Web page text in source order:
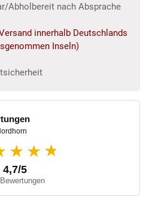
Abholbereit nach Absprache
innerhalb Deutschlands
Inseln)
★
4,7/5